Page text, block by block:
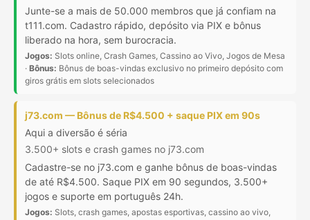
Junte-se a mais de 50.000 membros que já confiam na
t111.com. Cadastro rápido, depósito via PIX e bônus
liberado na hora, sem burocracia.
Jogos: Slots online, Crash Games, Cassino ao Vivo, Jogos de Mesa
· Bônus: Bônus de boas-vindas exclusivo no primeiro depósito com
giros grátis em slots selecionados
j73.com — Bônus de R$4.500 + saque PIX em 90s
Aqui a diversão é séria
3.500+ slots e crash games no j73.com
Cadastre-se no j73.com e ganhe bônus de boas-vindas
de até R$4.500. Saque PIX em 90 segundos, 3.500+
jogos e suporte em português 24h.
Jogos: Slots, crash games, apostas esportivas, cassino ao vivo,